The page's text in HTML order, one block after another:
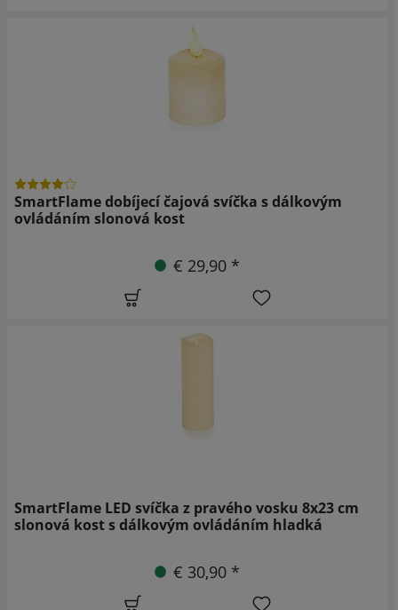
SmartFlame dobíjecí čajová svíčka s dálkovým
ovládáním slonová kost
€ 29,90 *
SmartFlame LED svíčka z pravého vosku 8x23 cm
slonová kost s dálkovým ovládáním hladká
€ 30,90 *